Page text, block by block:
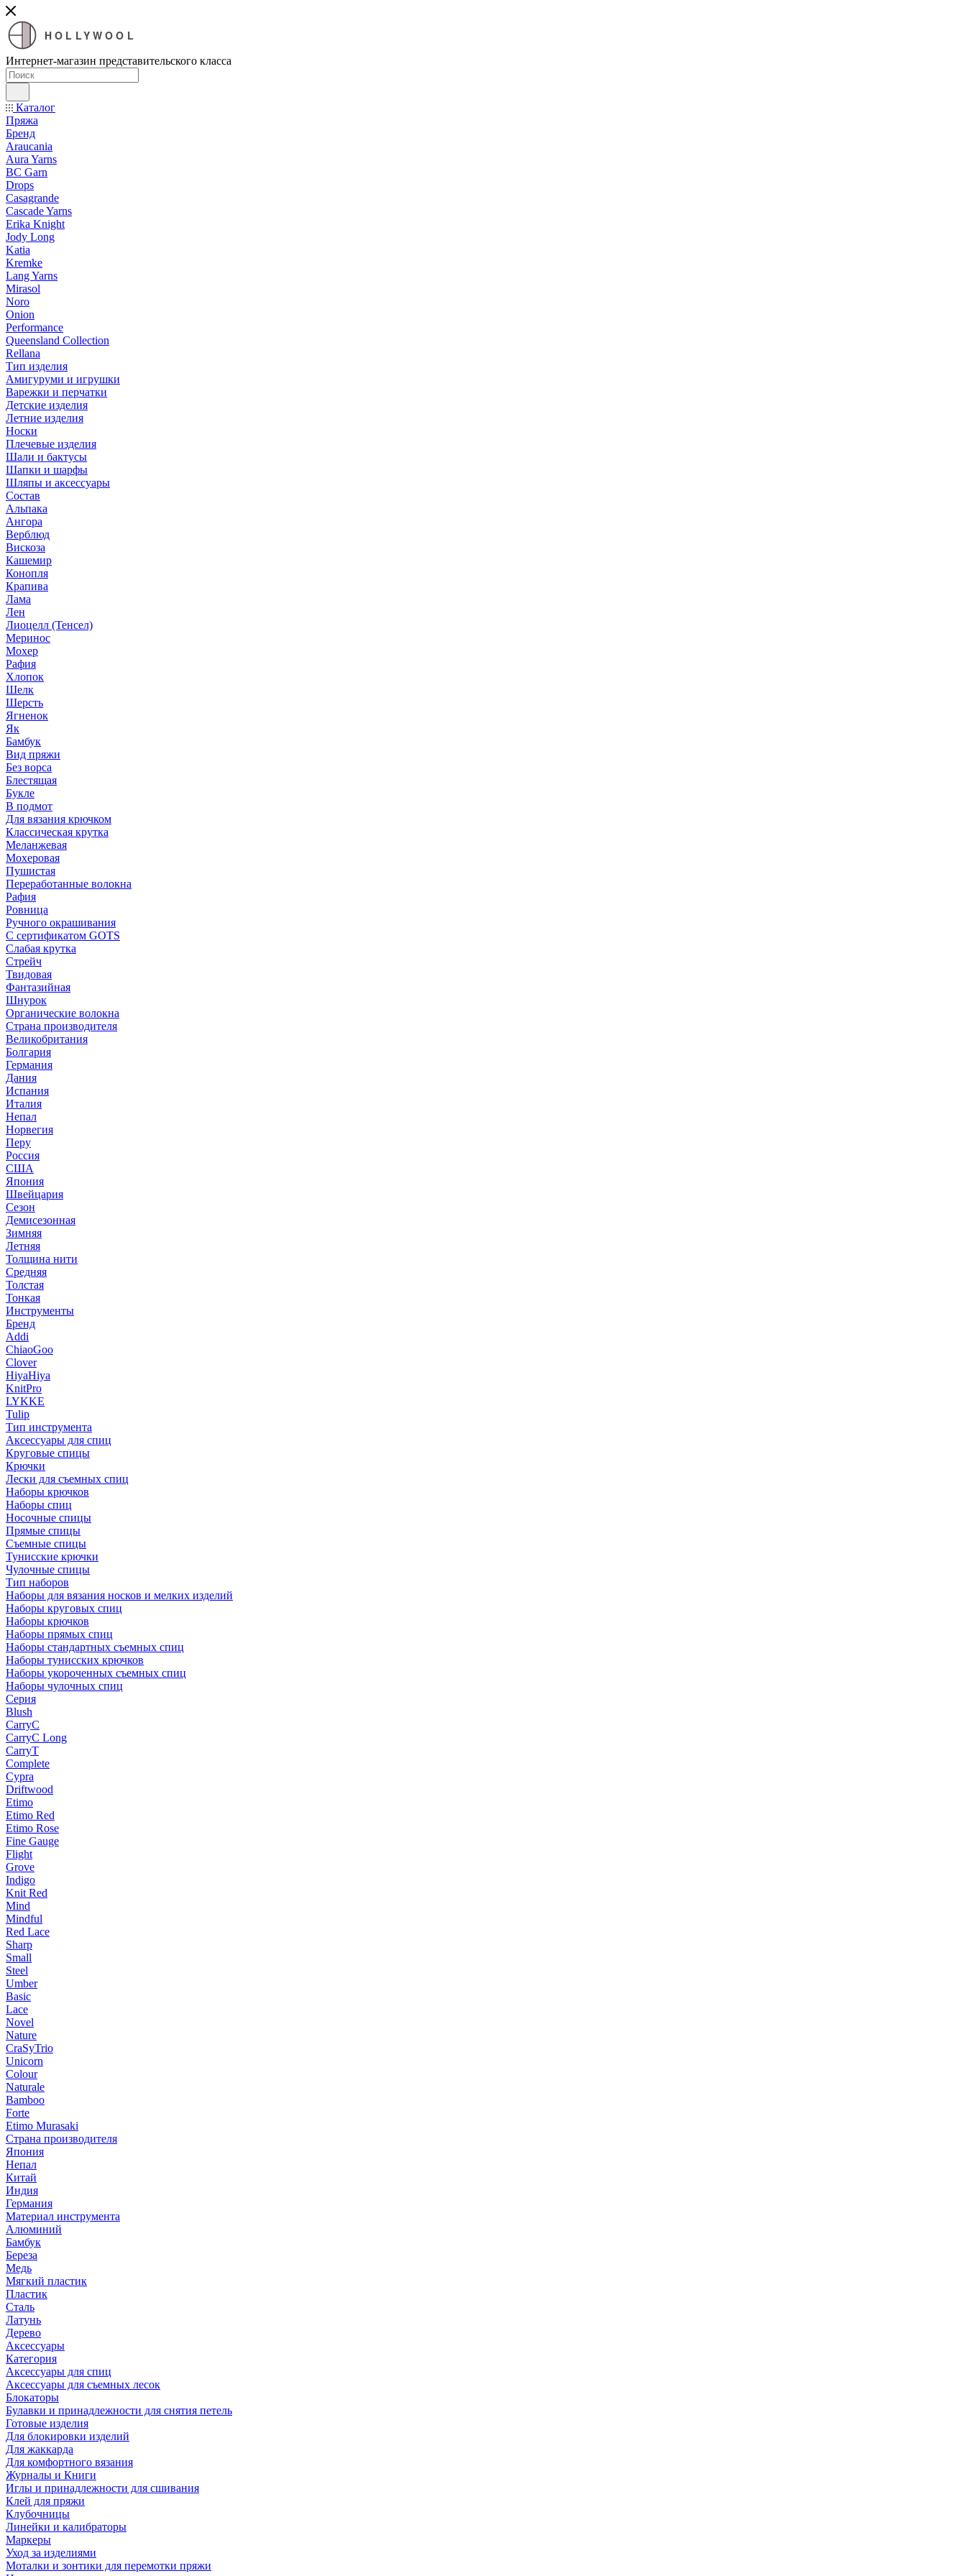
HOLLYWOOL
Интернет-магазин представительского класса
Каталог
Пряжа
Бренд
Araucania
Aura Yarns
BC Garn
Drops
Casagrande
Cascade Yarns
Erika Knight
Jody Long
Katia
Kremke
Lang Yarns
Mirasol
Noro
Onion
Performance
Queensland Collection
Rellana
Тип изделия
Амигуруми и игрушки
Варежки и перчатки
Детские изделия
Летние изделия
Носки
Плечевые изделия
Шали и бактусы
Шапки и шарфы
Шляпы и аксессуары
Состав
Альпака
Ангора
Верблюд
Вискоза
Кашемир
Конопля
Крапива
Лама
Лен
Лиоцелл (Тенсел)
Меринос
Мохер
Рафия
Хлопок
Шелк
Шерсть
Ягненок
Як
Бамбук
Вид пряжи
Без ворса
Блестящая
Букле
В подмот
Для вязания крючком
Классическая крутка
Меланжевая
Мохеровая
Пушистая
Переработанные волокна
Рафия
Ровница
Ручного окрашивания
С сертификатом GOTS
Слабая крутка
Стрейч
Твидовая
Фантазийная
Шнурок
Органические волокна
Страна производителя
Великобритания
Болгария
Германия
Дания
Испания
Италия
Непал
Норвегия
Перу
Россия
США
Япония
Швейцария
Сезон
Демисезонная
Зимняя
Летняя
Толщина нити
Средняя
Толстая
Тонкая
Инструменты
Бренд
Addi
ChiaoGoo
Clover
HiyaHiya
KnitPro
LYKKE
Tulip
Тип инструмента
Аксессуары для спиц
Круговые спицы
Крючки
Лески для съемных спиц
Наборы крючков
Наборы спиц
Носочные спицы
Прямые спицы
Съемные спицы
Тунисские крючки
Чулочные спицы
Тип наборов
Наборы для вязания носков и мелких изделий
Наборы круговых спиц
Наборы крючков
Наборы прямых спиц
Наборы стандартных съемных спиц
Наборы тунисских крючков
Наборы укороченных съемных спиц
Наборы чулочных спиц
Серия
Blush
CarryC
CarryC Long
CarryT
Complete
Cypra
Driftwood
Etimo
Etimo Red
Etimo Rose
Fine Gauge
Flight
Grove
Indigo
Knit Red
Mind
Mindful
Red Lace
Sharp
Small
Steel
Umber
Basic
Lace
Novel
Nature
CraSyTrio
Unicorn
Colour
Naturale
Bamboo
Forte
Etimo Murasaki
Страна производителя
Япония
Непал
Китай
Индия
Германия
Материал инструмента
Алюминий
Бамбук
Береза
Медь
Мягкий пластик
Пластик
Сталь
Латунь
Дерево
Аксессуары
Категория
Аксессуары для спиц
Аксессуары для съемных лесок
Блокаторы
Булавки и принадлежности для снятия петель
Готовые изделия
Для блокировки изделий
Для жаккарда
Для комфортного вязания
Журналы и Книги
Иглы и принадлежности для сшивания
Клей для пряжи
Клубочницы
Линейки и калибраторы
Маркеры
Уход за изделиями
Моталки и зонтики для перемотки пряжи